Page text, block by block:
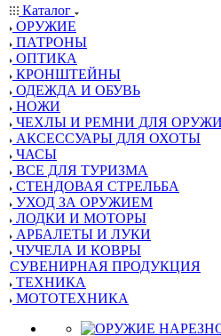
Каталог
ОРУЖИЕ
ПАТРОНЫ
ОПТИКА
КРОНШТЕЙНЫ
ОДЕЖДА И ОБУВЬ
НОЖИ
ЧЕХЛЫ И РЕМНИ ДЛЯ
АКСЕССУАРЫ ДЛЯ ОХОТЫ
ЧАСЫ
ВСЕ ДЛЯ ТУРИЗМА
СТЕНДОВАЯ СТРЕЛЬБА
УХОД ЗА ОРУЖИЕМ
ЛОДКИ И МОТОРЫ
АРБАЛЕТЫ И ЛУКИ
ЧУЧЕЛА И КОВРЫ
СУВЕНИРНАЯ ПРОДУКЦИЯ
ТЕХНИКА
МОТОТЕХНИКА